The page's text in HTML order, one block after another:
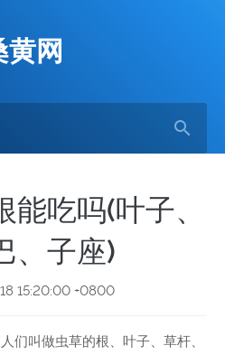
黄网
吃吗(叶子、
、子座)
15:20:00 +0800
们叫做虫草的根、叶子、草杆、